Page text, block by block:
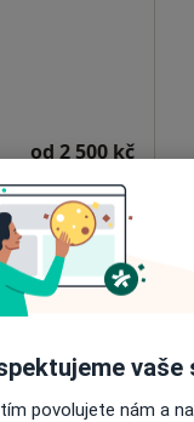
od 2 500 kč
Němec
vaše
povolujete nám a